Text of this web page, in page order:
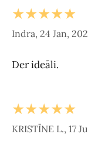
★★★★★
Indra, 24 Jan,
Der ideāli.
★★★★★
KRISTĪNE L., 17